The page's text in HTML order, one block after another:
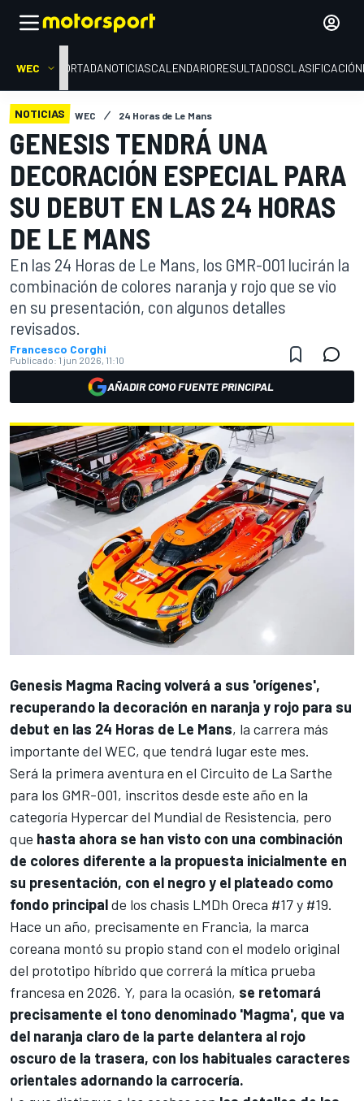
WEC PORTADANOTICIASCALENDARIORESULTADOSCLASIFICACIÓN
NOTICIAS WEC 24 Horas de Le Mans
GENESIS TENDRÁ UNA
DECORACIÓN ESPECIAL PARA
SU DEBUT EN LAS 24 HORAS
DE LE MANS
En las 24 Horas de Le Mans, los GMR-001 lucirán la
combinación de colores naranja y rojo que se vio
en su presentación, con algunos detalles
revisados.
Francesco Corghi
Publicado: 1 jun 2026, 11:10
AÑADIR COMO FUENTE PRINCIPAL
Genesis Magma Racingvolverá a sus 'orígenes',
recuperando la decoración en naranja y rojo para su
debut en las 24 Horas de Le Mans, la carrera más
importante del WEC, que tendrá lugar este mes.
Será la primera aventura en el Circuito de La Sarthe
para los GMR-001, inscritos desde este año en la
categoría Hypercar del Mundial de Resistencia, pero
que hasta ahora se han visto con una combinación
de colores diferente a la propuesta inicialmente en
su presentación, con el negro y el plateado como
fondo principalde los chasis LMDh Oreca #17 y #19.
Hace un año, precisamente en Francia, la marca
coreana montó su propio stand con el modelo original
del prototipo híbrido que correrá la mítica prueba
francesa en 2026. Y, para la ocasión, se retomará
precisamente el tono denominado 'Magma', que va
del naranja claro de la parte delantera al rojo
oscuro de la trasera, con los habituales caracteres
orientales adornando la carrocería.